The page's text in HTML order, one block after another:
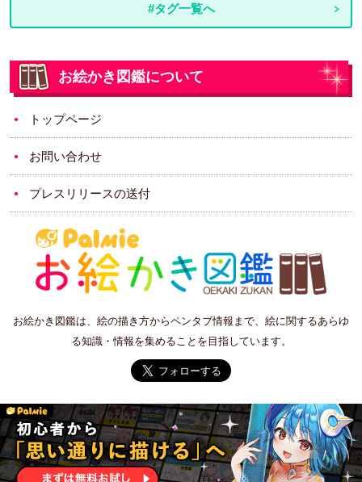
#タグ一覧へ
お絵かき図鑑について
トップページ
お問い合わせ
プレスリリースの送付
お絵かき図鑑は、絵の描き方からペンタブ情報まで、絵に関するあらゆ
る知識・情報を集めることを目指しています。